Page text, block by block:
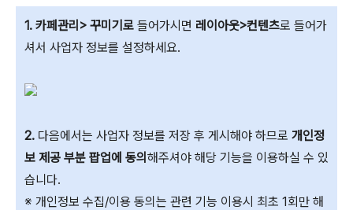
1. 카페관리> 꾸미기로 들어가시면 레이아웃>컨텐츠로 들어가
셔서 사업자 정보를 설정하세요.
2. 다음에서는 사업자 정보를 저장 후 게시해야 하므로 개인정
보 제공 부분 팝업에 동의 해주셔야 해당 기능을 이용하실 수 있
습니다.
※ 개인정보 수집/이용 동의는 관련 기능 이용시 최초 1회만 해